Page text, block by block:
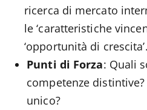
ricerca di mercato
le ‘caratteristiche
‘opportunità di crescita’.
Punti di Forza: Quali
competenze
unico?